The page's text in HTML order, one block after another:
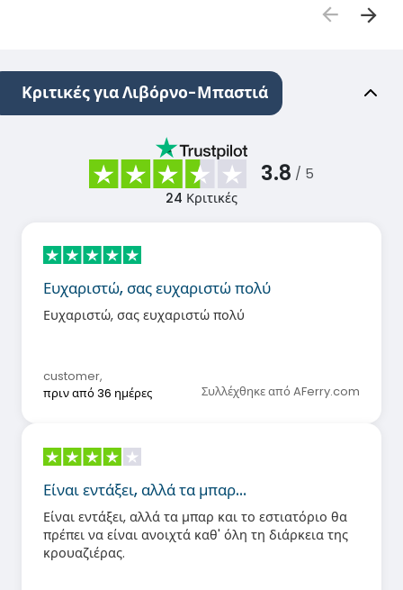
Κριτικές για Λιβόρνο-Μπαστιά
3.8 / 5
24 Κριτικές
Ευχαριστώ, σας ευχαριστώ πολύ
Ευχαριστώ, σας ευχαριστώ πολύ
customer,
πριν από 36 ημέρες
Συλλέχθηκε από AFerry.com
Είναι εντάξει, αλλά τα μπαρ…
Είναι εντάξει, αλλά τα μπαρ και το εστιατόριο θα
πρέπει να είναι ανοιχτά καθ' όλη τη διάρκεια της
κρουαζιέρας.